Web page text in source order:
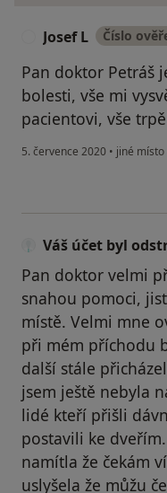
Josef L Číslo
Pan doktor Petráš
bolesti, vše mi
pacientovi, vše
5. července 2020 • jiné místo
Váš účet byl
Pan doktor velmi
snahou pomoci,
místě. Velmi mne
při mém příchodu
další stále
jsem ještě nebyla
lidé kteří přišli
postavili ke
namítla že čekám
uslyšela že můžu